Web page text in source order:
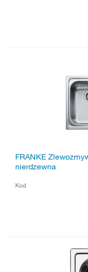
FRANKE
nierdzewna
Kod